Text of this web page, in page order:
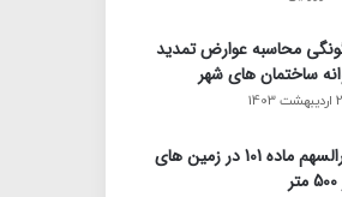
محاسبه عوارض تمدید
ساختمان های شهر
1403
قدرالسهم ماده 101 در زمین های